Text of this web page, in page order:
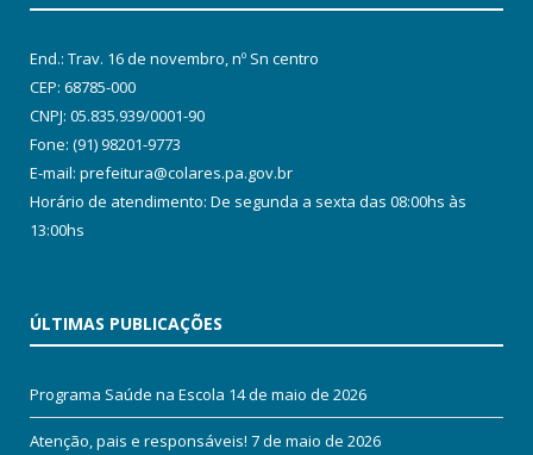
End.: Trav. 16 de novembro, nº Sn centro
CEP: 68785-000
CNPJ: 05.835.939/0001-90
Fone: (91) 98201-9773
E-mail: prefeitura@colares.pa.gov.br
Horário de atendimento: De segunda a sexta das 08:00hs às
13:00hs
ÚLTIMAS PUBLICAÇÕES
Programa Saúde na Escola 14 de maio de 2026
Atenção, pais e responsáveis! 7 de maio de 2026